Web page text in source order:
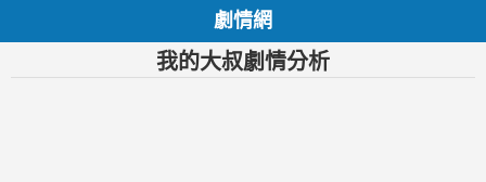
劇情網
我的大叔劇情分析